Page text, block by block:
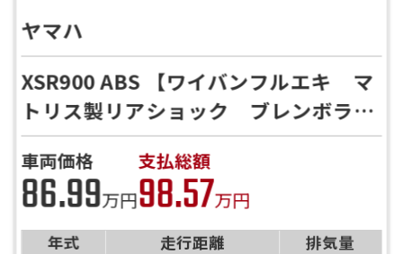
ヤマハ
XSR900 ABS 【ワイバンフルエキ マ
トリス製リアショック ブレンボラジ
アルマウントブレーキマスタ パフォ
ーマンスダンパー ETC フェンダレ
ス バックステップ K＆H製シング
ルシート セパハン仕様】
車両価格
86.99万円
支払総額
98.57万円
年式 走行距離 排気量